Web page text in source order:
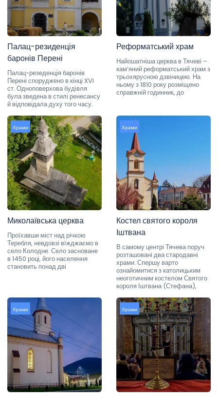
Палац-резиденція
баронів Перені
Палац-резеденція баронів
Перені споруджено в кінці XVI
ст. Одноповерхова будівля
була зведена в стилі ренесансу
й відповідала духу того часу.
Реформатський храм
Найошатніша церква в Тячеві –
кам’яний реформатський храм з
трьохярусною дзвіницею. На
ньому з 1810 року розміщено
справжній годинник, до
Храми
Миколаївська церква
Проїхавши міст над річкою
Теребля, невдовзі вїжджаємо в
село Колодне. Село засноване
в 1450 році, його населення
становить понад дві
Храми
Костел святого короля
Іштвана
В самому центрі Тячева поруч
розташовані два стародавні
храми. Спершу варто
ознайомитися з католицьким
неоготичним костелом Святого
короля Іштвана (Стефана),
Храми Храми